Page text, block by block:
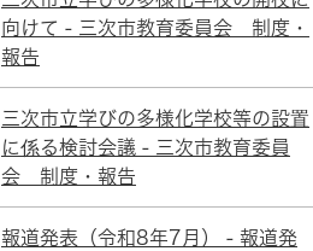
向けて - 三次市教育委員会 制度・
報告
三次市立学びの多様化学校等の設置
に係る検討会議 - 三次市教育委員
会 制度・報告
報道発表（令和8年7月） - 報道発